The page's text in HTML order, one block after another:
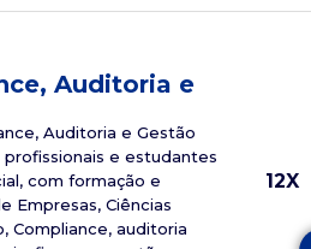
Auditoria e
Auditoria e Gestão
e estudantes
com formação e
Empresas, Ciências
Compliance, auditoria
12X